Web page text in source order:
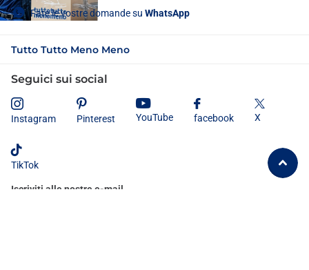
Fate le vostre domande su WhatsApp
Tutto Tutto Meno Meno
Seguici sui social
Instagram Pinterest YouTube facebook X
TikTok
Iscriviti alle nostre e-mail